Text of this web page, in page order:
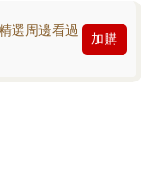
選周邊看過
加購